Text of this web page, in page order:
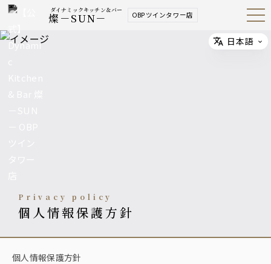
ダイナミックキッチン＆バー
燦－SUN－ OBPツインタワー店 Open
Navig
privacy policy
個人情報保護方針
個人情報保護方針
Select
日本語